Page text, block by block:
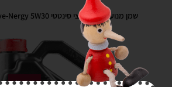
שמן מנוע מקצועי חצי סינטטי MOTUL 6100 Save-Nergy 5W30
מבצע!